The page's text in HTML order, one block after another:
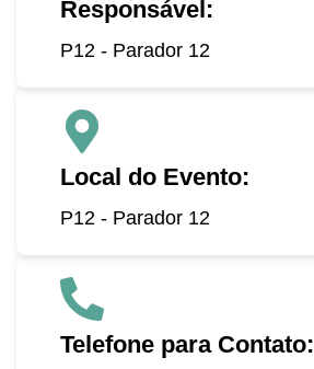
Responsável:
P12 - Parador 12
Local do Evento:
P12 - Parador 12
Telefone para Contato: